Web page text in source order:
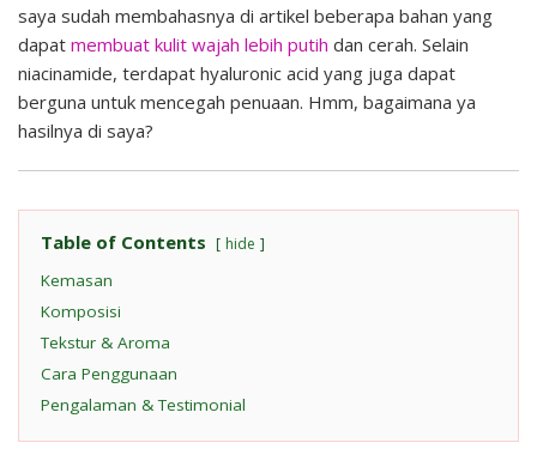
saya sudah membahasnya di artikel beberapa bahan yang
dapat membuat kulit wajah lebih putih dan cerah. Selain
niacinamide, terdapat hyaluronic acid yang juga dapat
berguna untuk mencegah penuaan. Hmm, bagaimana ya
hasilnya di saya?
Table of Contents hide
Kemasan
Komposisi
Tekstur & Aroma
Cara Penggunaan
Pengalaman & Testimonial